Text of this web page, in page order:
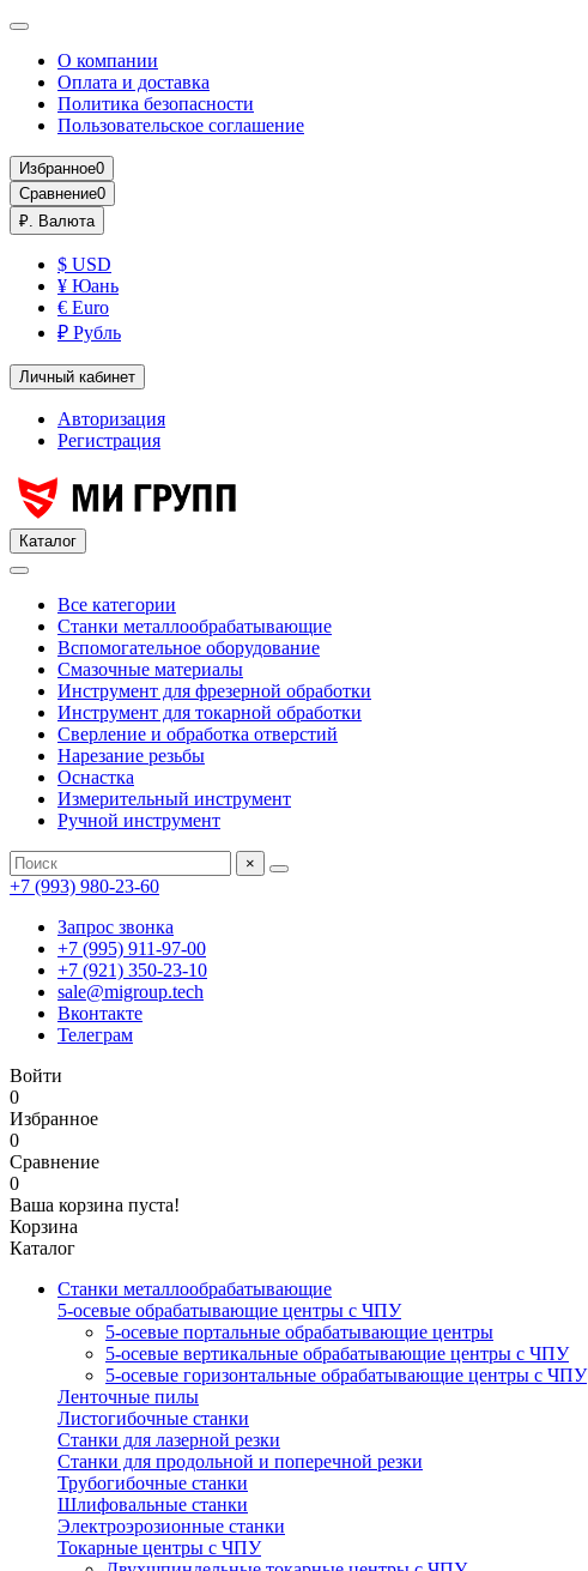
О компании
Оплата и доставка
Политика безопасности
Пользовательское соглашение
Избранное0
Сравнение0
₽. Валюта
$ USD
¥ Юань
€ Euro
₽ Рубль
Личный кабинет
Авторизация
Регистрация
Каталог
Все категории
Станки металлообрабатывающие
Вспомогательное оборудование
Смазочные материалы
Инструмент для фрезерной обработки
Инструмент для токарной обработки
Сверление и обработка отверстий
Нарезание резьбы
Оснастка
Измерительный инструмент
Ручной инструмент
×
+7 (993) 980-23-60
Запрос звонка
+7 (995) 911-97-00
+7 (921) 350-23-10
sale@migroup.tech
Вконтакте
Телеграм
Войти
0
Избранное
0
Сравнение
0
Ваша корзина пуста!
Корзина
Каталог
Станки металлообрабатывающие
5-осевые обрабатывающие центры с ЧПУ
5-осевые портальные обрабатывающие центры
5-осевые вертикальные обрабатывающие центры с ЧПУ
5-осевые горизонтальные обрабатывающие центры с ЧПУ
Ленточные пилы
Листогибочные станки
Станки для лазерной резки
Станки для продольной и поперечной резки
Трубогибочные станки
Шлифовальные станки
Электроэрозионные станки
Токарные центры с ЧПУ